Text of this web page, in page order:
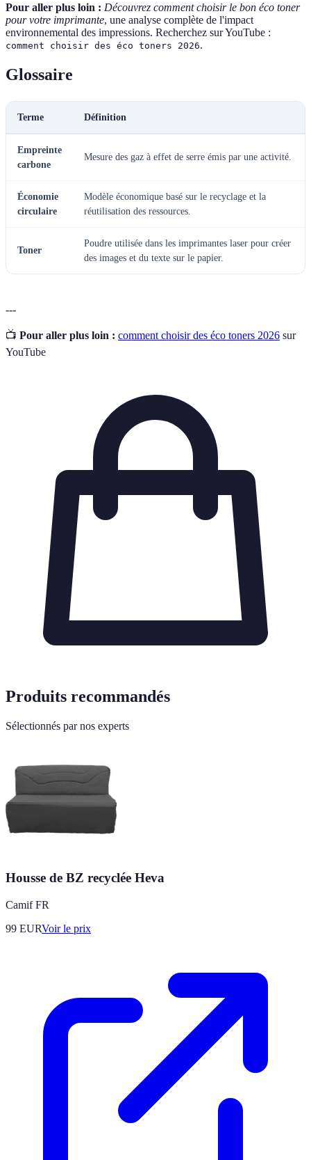
Pour aller plus loin : Découvrez comment choisir le bon éco toner
pour votre imprimante, une analyse complète de l'impact
environnemental des impressions. Recherchez sur YouTube :
comment choisir des éco toners 2026.
Glossaire
Terme Définition
Empreinte
carbone
Mesure des gaz à effet de serre émis par une activité.
Économie
circulaire
Modèle économique basé sur le recyclage et la
réutilisation des ressources.
Toner
Poudre utilisée dans les imprimantes laser pour créer
des images et du texte sur le papier.
---
📺 Pour aller plus loin : comment choisir des éco toners 2026 sur
YouTube
Produits recommandés
Sélectionnés par nos experts
Housse de BZ recyclée Heva
Camif FR
99 EURVoir le prix